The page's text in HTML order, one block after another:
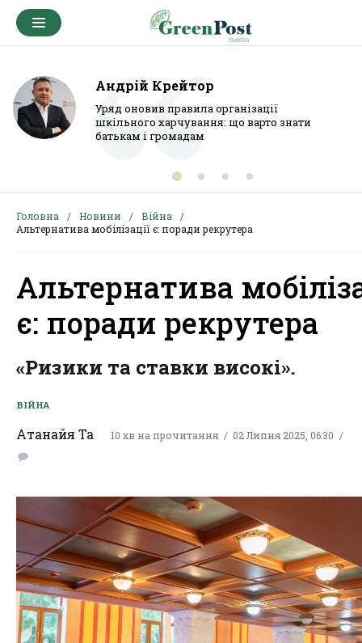
Андрій Крейтор
Уряд оновив правила організації
шкільного харчування: що варто знати
батькам і громадам
Головна Новини
Війна
Альтернатива мобілізації є: поради рекрутера
Альтернатива
є: поради рекрутера
«Ризики та ставки високі».
ВІЙНА
Атанайя Та 10 хв на прочитання 02 Липня 2025, 06:30